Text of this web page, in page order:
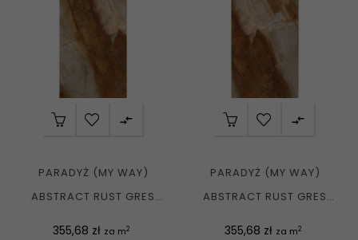

PARADYŻ (MY WAY)
ABSTRACT RUST GRES
Cena
355,68 zł za m2

PARADYŻ (MY WAY)
ABSTRACT RUST GRES
Cena
355,68 zł za m2